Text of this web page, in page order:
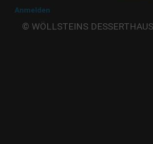
Anmelden
© WÖLLSTEINS DESSERTHAUS